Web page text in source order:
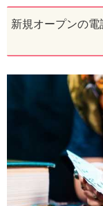
新規オープンの